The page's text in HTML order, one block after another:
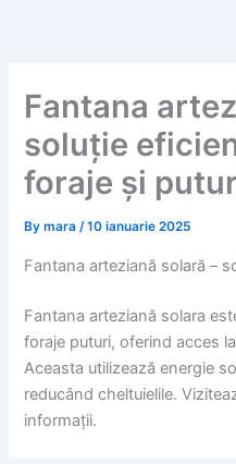
Fantana
soluție
foraje și
Bymara/10 ianuarie 2025
Fantana arteziană solară –
Fantana arteziană solara
foraje puturi, oferind acces
Aceasta utilizează energie
reducând cheltuielile.
informații.